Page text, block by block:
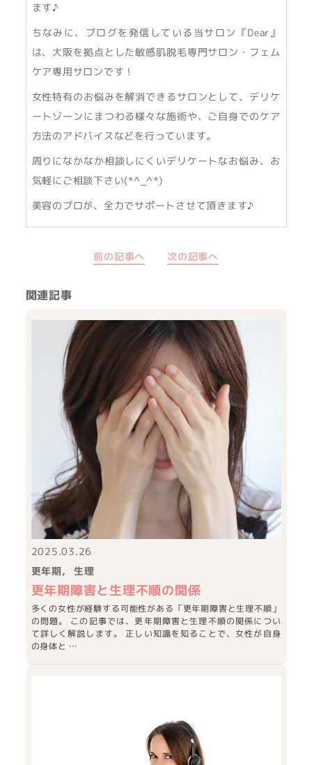
ます♪
ちなみに、ブログを発信している当サロン『Dear』
は、大阪を拠点とした敏感肌脱毛専門サロン・フェム
ケア専用サロンです！
女性特有のお悩みを解消できるサロンとして、デリケ
ートゾーンにまつわる様々な施術や、ご自身でのケア
方法のアドバイスなどを行っています。
周りになかなか相談しにくいデリケートなお悩み、お
気軽にご相談下さい(*^_^*)
美容のプロが、全力でサポートさせて頂きます♪
前の記事へ 次の記事へ
関連記事
2025.03.26
更年期
生理
更年期障害と生理不順の関係
多くの女性が経験する可能性がある「更年期障害と生理不順」
の問題。 この記事では、更年期障害と生理不順の関係につい
て詳しく解説します。 正しい知識を知ることで、女性が自身
の身体と …